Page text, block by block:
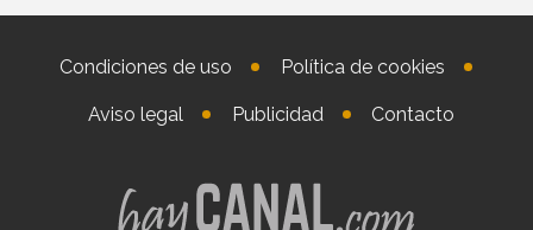
Condiciones de uso Política de cookies
Aviso legal Publicidad Contacto